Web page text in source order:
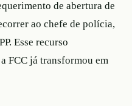
de abertura de
ao chefe de polícia,
Esse recurso
FCC já transformou em